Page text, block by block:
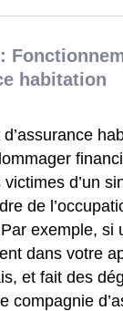
habitation
d’un
de
exemple, si
dans votre
et fait des
compagnie